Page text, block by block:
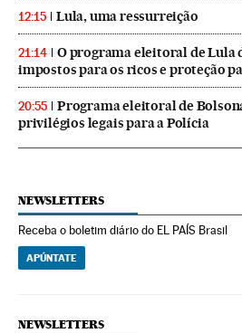
12:15 Lula, uma ressurreição
21:14
O programa eleitoral de Lula
impostos para os ricos e proteção
20:55
Programa eleitoral de
privilégios legais para a Polícia
NEWSLETTERS
Receba o boletim diário do EL PAÍS Brasil
APÚNTATE
NEWSLETTERS